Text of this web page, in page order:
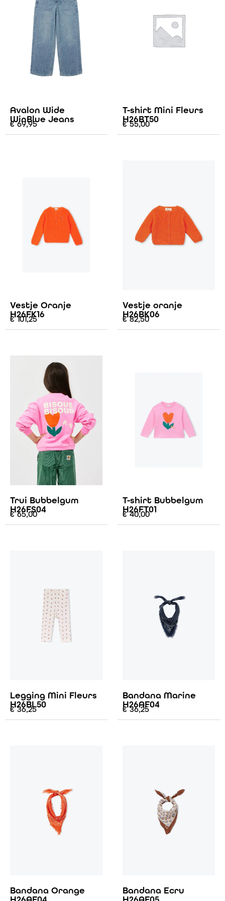
Avalon Wide
WinBlue Jeans
€69,95
T-shirt Mini Fleurs
H26BT50
€55,00
Vestje Oranje
H26FK16
€101,25
Vestje oranje
H26BK06
€82,50
Trui Bubbelgum
H26FS04
€65,00
T-shirt Bubbelgum
H26FT01
€40,00
Legging Mini Fleurs
H26BL50
€36,25
Bandana Marine
H26AF04
€36,25
Bandana Orange
Bandana Ecru